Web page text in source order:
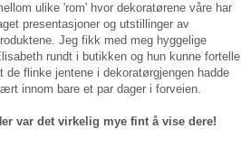
ulike 'rom' hvor dekoratørene våre har
presentasjoner og utstillinger av
Jeg fikk med meg hyggelige
rundt i butikken og hun kunne fortelle
de flinke jentene i dekoratørgjengen hadde
innom bare et par dager i forveien.
var det virkelig mye fint å vise dere!